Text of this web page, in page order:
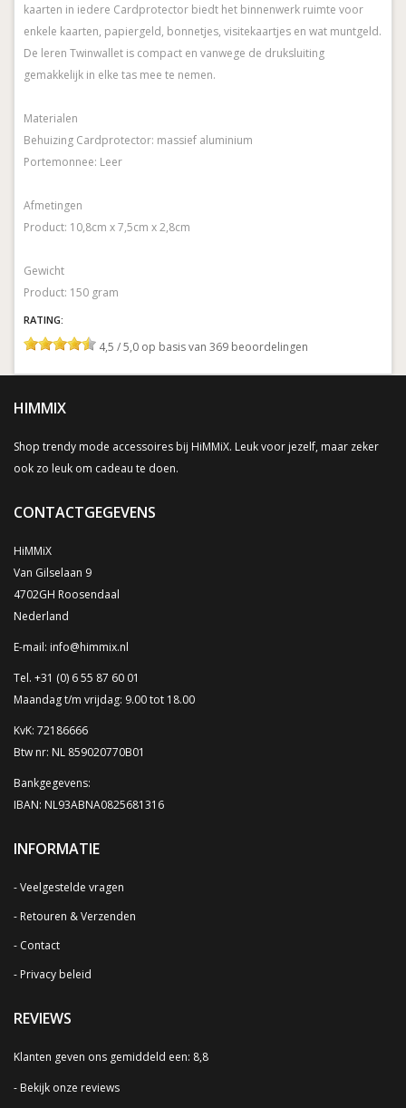
kaarten in iedere Cardprotector biedt het binnenwerk ruimte voor
enkele kaarten, papiergeld, bonnetjes, visitekaartjes en wat muntgeld.
De leren Twinwallet is compact en vanwege de druksluiting
gemakkelijk in elke tas mee te nemen.
Materialen
Behuizing Cardprotector: massief aluminium
Portemonnee: Leer
Afmetingen
Product: 10,8cm x 7,5cm x 2,8cm
Gewicht
Product: 150 gram
RATING:
4,5 / 5,0 op basis van 369 beoordelingen
HIMMIX
Shop trendy mode accessoires bij HiMMiX. Leuk voor jezelf, maar zeker
ook zo leuk om cadeau te doen.
CONTACTGEGEVENS
HiMMiX
Van Gilselaan 9
4702GH Roosendaal
Nederland
E-mail: info@himmix.nl
Tel. +31 (0) 6 55 87 60 01
Maandag t/m vrijdag: 9.00 tot 18.00
KvK: 72186666
Btw nr: NL 859020770B01
Bankgegevens:
IBAN: NL93ABNA0825681316
INFORMATIE
Veelgestelde vragen
Retouren & Verzenden
Contact
Privacy beleid
REVIEWS
Klanten geven ons gemiddeld een: 8,8
Bekijk onze reviews